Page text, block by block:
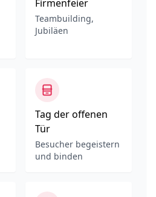
Firmenfeier
Teambuilding,
Jubiläen
Tag der offenen
Tür
Besucher begeistern
und binden